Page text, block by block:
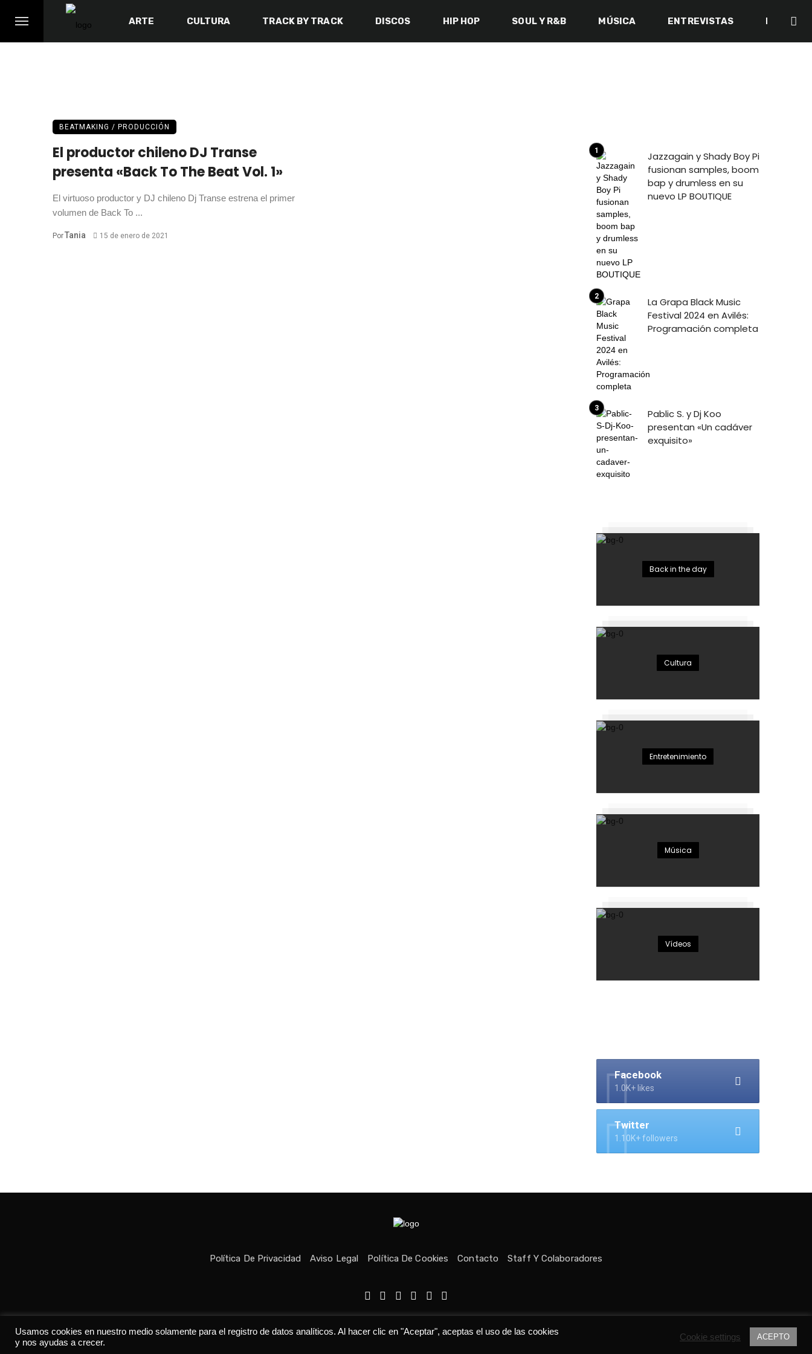
ARTE CULTURA TRACK BY TRACK DISCOS HIP HOP SOUL Y R&B MÚSICA ENTREVISTAS BACK IN
BEATMAKING / PRODUCCIÓN
El productor chileno DJ Transe
presenta «Back To The Beat Vol. 1»
El virtuoso productor y DJ chileno Dj Transe estrena el primer
volumen de Back To ...
PorTania 15 de enero de 2021
Jazzagain y Shady Boy Pi
fusionan samples, boom
bap y drumless en su
nuevo LP BOUTIQUE
La Grapa Black Music
Festival 2024 en Avilés:
Programación completa
Pablic S. y Dj Koo
presentan «Un cadáver
exquisito»
Back in the day
Cultura
Entretenimiento
Música
Vídeos
Facebook
1.0K+ likes
Twitter
1.10K+ followers
Política De Privacidad Aviso Legal Política De Cookies Contacto Staff Y Colaboradores
Todos los derechos reservados © Medio fundado con ❤ en Asturias. 👨‍💻Desarrollado por
Usamos cookies en nuestro medio solamente para el registro de datos analíticos. Al hacer clic en "Aceptar", aceptas el uso de las cookies
y nos ayudas a crecer.
Cookie settings ACEPTO